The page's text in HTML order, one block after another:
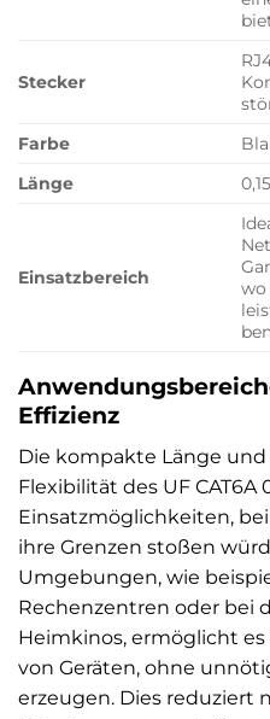
Stecker
Farbe
Länge
Einsatzbereich
wo
Effizienz
Die kompakte Länge
Flexibilität des UF CAT6A
Einsatzmöglichkeiten,
ihre Grenzen stoßen
Umgebungen, wie
Rechenzentren oder bei
Heimkinos, ermöglicht
von Geräten, ohne
erzeugen. Dies reduziert